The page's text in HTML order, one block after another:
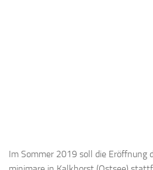
Im Sommer 2019 soll die Eröffnung